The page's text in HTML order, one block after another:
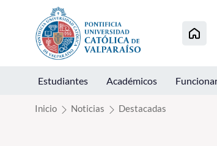
Click acá para ir directamente al contenido
Estudiantes Académicos
Inicio Noticias Destacadas